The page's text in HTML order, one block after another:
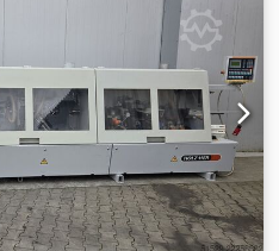
κόλλας - 3. Τύπος
εργαλεία: Ναι - 4.
ακμών - Διαθέσιμα εργαλεία:
μονάδας: Μονάδα
εργαλεία: Ναι - 6. Τύπος
γωνιών - Διαθέσιμα
Μονάδα λείανσης
Ναι - 8. Τύπος μονάδας:
εργαλεία: Ναι - Ελάχιστο